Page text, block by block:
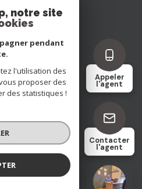
Remi ENTE
Appeler
l'agent
Contacter
l'agent
notre site
pendant
l'utilisation des
proposer des
des statistiques !